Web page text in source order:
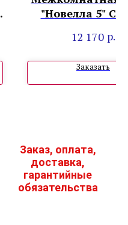
"Новелла 5"
12 170 р.
Заказать
Заказ, оплата,
доставка,
гарантийные
обязательства